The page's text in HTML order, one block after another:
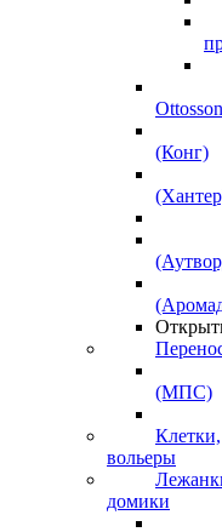
Ottosson
(Конг)
(МПС)
Клетки,
вольеры
домики